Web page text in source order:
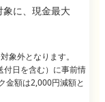
象に、現金最大
象外となります。
付日を含む）に事前情
金額は2,000円減額と